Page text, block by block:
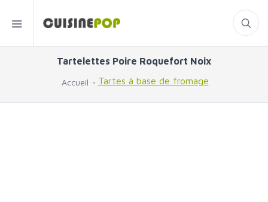
Tartelettes Poire Roquefort Noix
Accueil Tartes à base de fromage